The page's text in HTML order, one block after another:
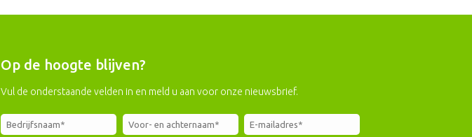
Op de hoogte blijven?
Vul de onderstaande velden in en meld u aan voor onze nieuwsbrief.